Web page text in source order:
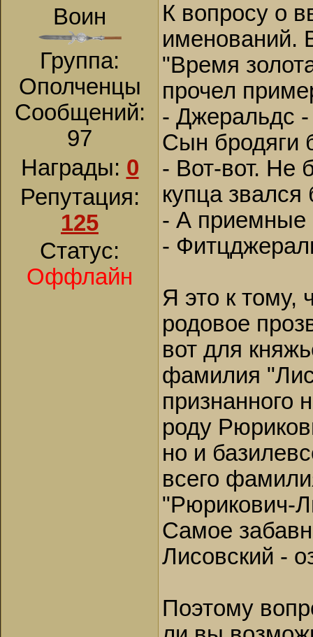
Воин
Группа:
Ополченцы
Сообщений:
97
Награды: 0
Репутация:
125
Статус:
Оффлайн
К вопросу о
именований.
"Время
прочел
- Джеральдс
Сын бродяги
- Вот-вот. Не
купца
- А приемные
-
Я это к тому,
родовое
вот для
фамилия
признанного
роду
но и
всего
"Рюрикович-
Самое
Лисовский -
Поэтому